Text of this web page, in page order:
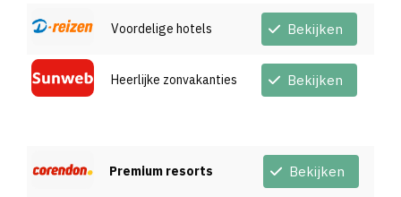
Voordelige hotels Bekijken
Heerlijke zonvakanties Bekijken
Premium resorts Bekijken